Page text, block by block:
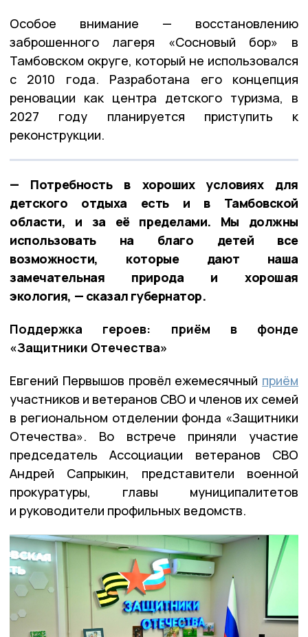
Особое внимание — восстановлению
заброшенного лагеря «Сосновый бор» в
Тамбовском округе, который не использовался
с 2010 года. Разработана его концепция
реновации как центра детского туризма, в
2027 году планируется приступить к
реконструкции.
— Потребность в хороших условиях для
детского отдыха есть и в Тамбовской
области, и за её пределами. Мы должны
использовать на благо детей все
возможности, которые дают наша
замечательная природа и хорошая
экология, — сказал губернатор.
Поддержка героев: приём в фонде
«Защитники Отечества»
Евгений Первышов провёл ежемесячный приём
участников и ветеранов СВО и членов их семей
в региональном отделении фонда «Защитники
Отечества». Во встрече приняли участие
председатель Ассоциации ветеранов СВО
Андрей Сапрыкин, представители военной
прокуратуры, главы муниципалитетов
и руководители профильных ведомств.